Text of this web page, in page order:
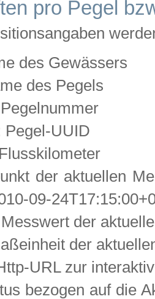
pro Pegel
des Gewässers
des Pegels
Pegel-UUID
der aktuellen
09-
der
der
URL zur
bezogen auf die